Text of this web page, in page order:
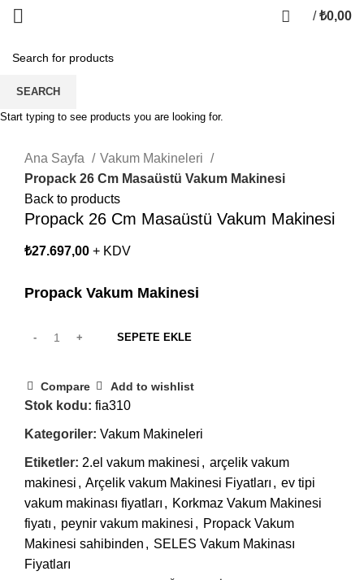
/ ₺0,00
Ana Sayfa
Vakum Makineleri
Propack 26 Cm Masaüstü Vakum Makinesi
Back to products
Propack 26 Cm Masaüstü Vakum Makinesi
₺27.697,00 + KDV
Propack Vakum Makinesi
SEPETE EKLE
Compare Add to wishlist
Stok kodu: fia310
Kategoriler: Vakum Makineleri
Etiketler: 2.el vakum makinesi , arçelik vakum
makinesi , Arçelik vakum Makinesi Fiyatları , ev tipi
vakum makinası fiyatları , Korkmaz Vakum Makinesi
fiyatı , peynir vakum makinesi , Propack Vakum
Makinesi sahibinden , SELES Vakum Makinası
Fiyatları
SEARCH
Start typing to see products you are looking for.